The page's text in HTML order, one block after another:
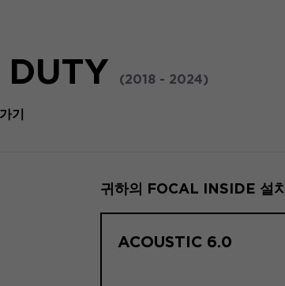
(2018 - 2024)
기
귀하의 FOCAL INSIDE 설치
ACOUSTIC 6.0